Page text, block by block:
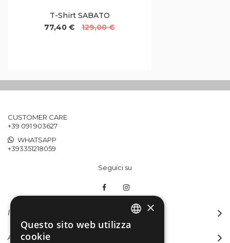
T-Shirt SABATO
77,40 €
129,00 €
CUSTOMER CARE
+39 091 903627
WHATSAPP
+393351218059
Seguici su
INFORMAZIONI
ACCOUNT
×
Questo sito web utilizza
cookie